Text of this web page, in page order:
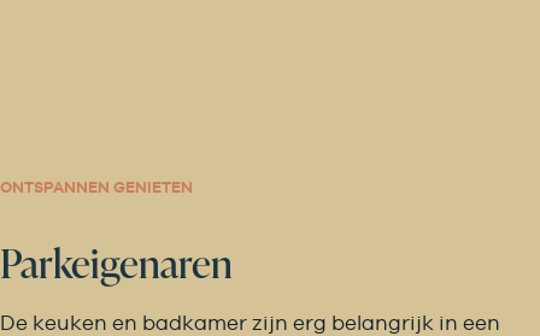
ONTSPANNEN GENIETEN
Parkeigenaren
De keuken en badkamer zijn erg belangrijk in een